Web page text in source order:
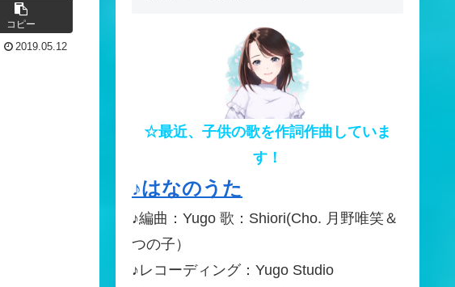
コピー
2019.05.12
☆最近、子供の歌を作詞作曲していま
す！
♪はなのうた
♪編曲：Yugo 歌：Shiori(Cho. 月野唯笑＆
つの子）
♪レコーディング：Yugo Studio